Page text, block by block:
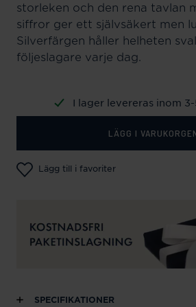
storleken och den rena tavlan
siffror ger ett självsäkert men
Silverfärgen håller helheten
följeslagare varje dag.
I lager levereras inom
LÄGG I
Lägg till i favoriter
SPECIFIKATIONER